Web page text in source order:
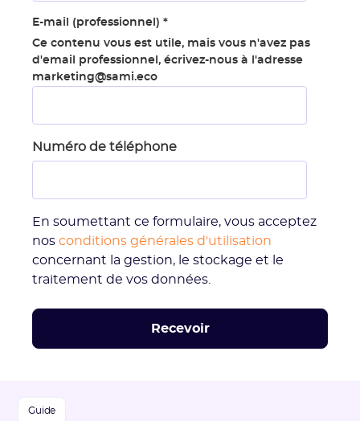
Guide
E-mail (professionnel) *
Ce contenu vous est utile, mais vous n'avez pas
d'email professionnel, écrivez-nous à l'adresse
marketing@sami.eco
Numéro de téléphone
En soumettant ce formulaire, vous acceptez
nos conditions générales d'utilisation
concernant la gestion, le stockage et le
traitement de vos données.